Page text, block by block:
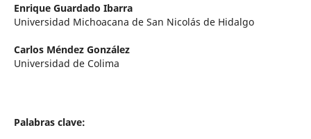
Enrique Guardado Ibarra
Universidad Michoacana de San Nicolás de Hidalgo
Carlos Méndez González
Universidad de Colima
Palabras clave: